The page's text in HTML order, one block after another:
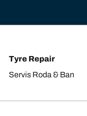
Tyre Repair
Servis Roda & Ban